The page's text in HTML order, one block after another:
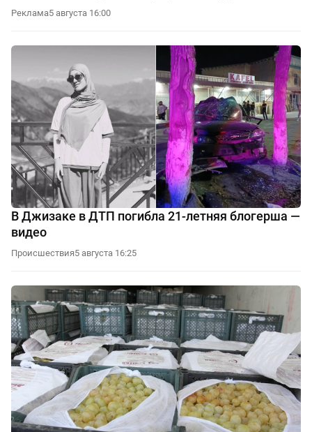
Реклама5 августа 16:00
В Джизаке в ДТП погибла 21-летняя блогерша —
видео
Происшествия5 августа 16:25